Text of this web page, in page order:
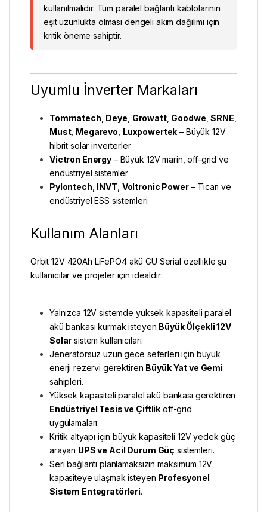
kullanılmalıdır. Tüm paralel bağlantı kablolarının
eşit uzunlukta olması dengeli akım dağılımı için
kritik öneme sahiptir.
Uyumlu İnverter Markaları
Tommatech, Deye Growatt, Goodwe ,SRNE
Must, Megarevo Luxpowertek – Büyük 12V
hibrit solar inverterler
Victron Energy – Büyük 12V marin, off-grid ve
endüstriyel sistemler
Pylontech INVT Voltronic Power– Ticari ve
endüstriyel ESS sistemleri
Kullanım Alanları
Orbit 12V 420Ah LiFePO4 akü GU Serial özellikle şu
kullanıcılar ve projeler için idealdir:
Yalnızca 12V sistemde yüksek kapasiteli paralel
akü bankası kurmak isteyen Büyük Ölçekli 12V
Solar sistem kullanıcıları.
Jeneratörsüz uzun gece seferleri için büyük
enerji rezervi gerektiren Büyük Yat ve Gemi
sahipleri.
Yüksek kapasiteli paralel akü bankası gerektiren
Endüstriyel Tesis ve Çiftlik off-grid
uygulamaları.
Kritik altyapı için büyük kapasiteli 12V yedek güç
arayan UPS ve Acil Durum Güç sistemleri.
Seri bağlantı planlamaksızın maksimum 12V
kapasiteye ulaşmak isteyen Profesyonel
Sistem Entegratörleri.